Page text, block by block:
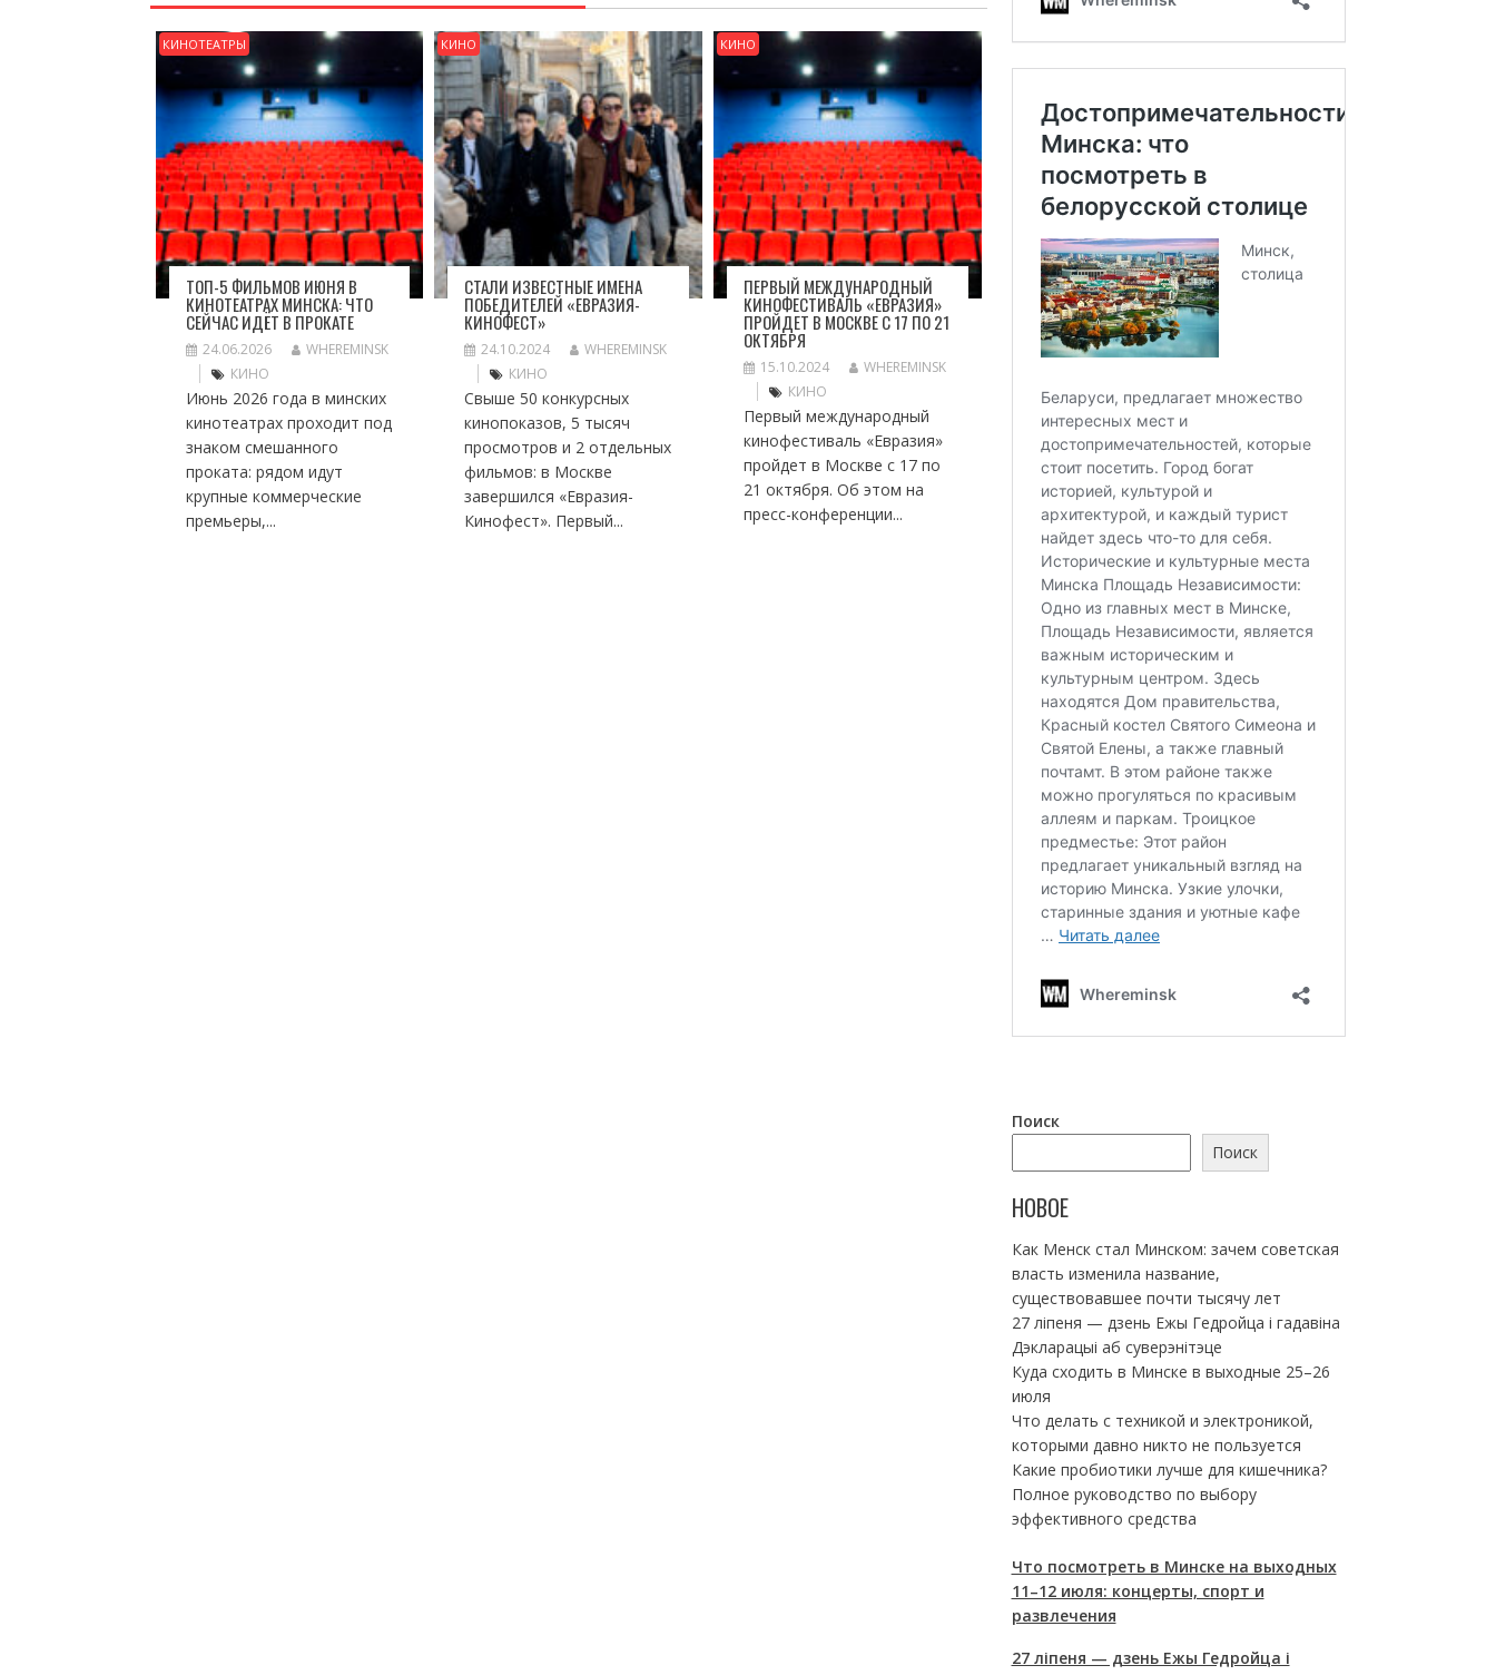
КИНОТЕАТРЫ
ТОП-5 ФИЛЬМОВ ИЮНЯ В
КИНОТЕАТРАХ МИНСКА: ЧТО
СЕЙЧАС ИДЁТ В ПРОКАТЕ
24.06.2026
WHEREMINSK
КИНО
Июнь 2026 года в минских
кинотеатрах проходит под
знаком смешанного
проката: рядом идут
крупные коммерческие
премьеры,...
КИНО
СТАЛИ ИЗВЕСТНЫЕ ИМЕНА
ПОБЕДИТЕЛЕЙ «ЕВРАЗИЯ-
КИНОФЕСТ»
24.10.2024
WHEREMINSK
КИНО
Свыше 50 конкурсных
кинопоказов, 5 тысяч
просмотров и 2 отдельных
фильмов: в Москве
завершился «Евразия-
Кинофест». Первый...
КИНО
ПЕРВЫЙ МЕЖДУНАРОДНЫЙ
КИНОФЕСТИВАЛЬ «ЕВРАЗИЯ»
ПРОЙДЕТ В МОСКВЕ С 17 ПО 21
ОКТЯБРЯ
15.10.2024
WHEREMINSK
КИНО
Первый международный
кинофестиваль «Евразия»
пройдет в Москве с 17 по
21 октября. Об этом на
пресс-конференции...
Поиск
Поиск
НОВОЕ
Как Менск стал Минском: зачем советская
власть изменила название,
существовавшее почти тысячу лет
27 ліпеня — дзень Ежы Гедройца і гадавіна
Дэкларацыі аб суверэнітэце
Куда сходить в Минске в выходные 25–26
июля
Что делать с техникой и электроникой,
которыми давно никто не пользуется
Какие пробиотики лучше для кишечника?
Полное руководство по выбору
эффективного средства
Что посмотреть в Минске на выходных
11–12 июля: концерты, спорт и
развлечения
27 ліпеня — дзень Ежы Гедройца і